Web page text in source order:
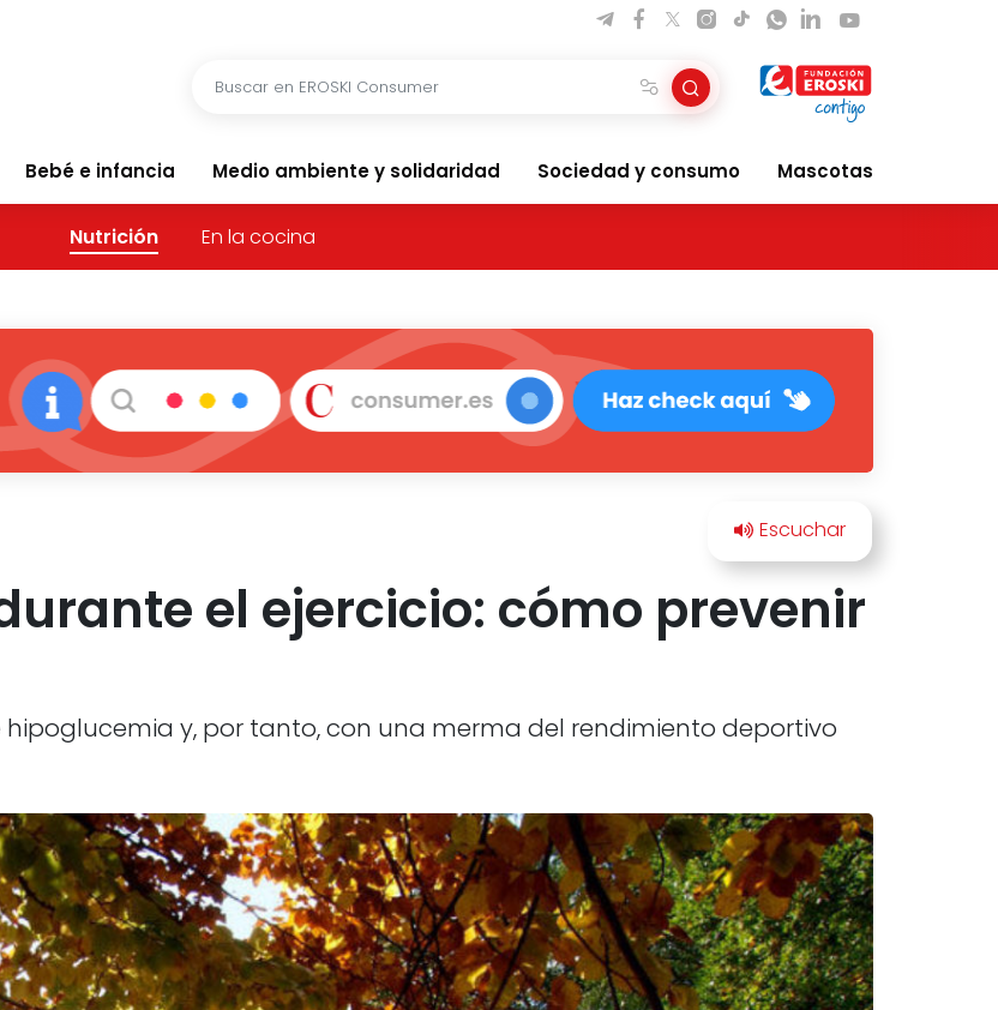
Bebé e infancia Medio ambiente y solidaridad Sociedad y consumo Mascotas
Nutrición En la cocina
el ejercicio: cómo prevenir
y, por tanto, con una merma del rendimiento deportivo